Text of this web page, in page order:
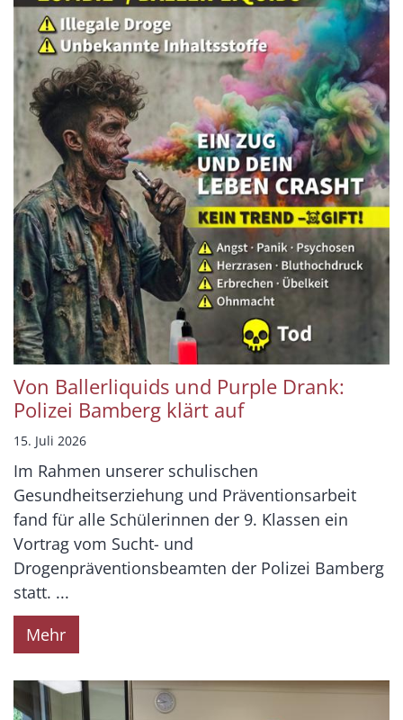
Von Ballerliquids und Purple Drank:
Polizei Bamberg klärt auf
15. Juli 2026
Im Rahmen unserer schulischen
Gesundheitserziehung und Präventionsarbeit
fand für alle Schülerinnen der 9. Klassen ein
Vortrag vom Sucht- und
Drogenpräventionsbeamten der Polizei Bamberg
statt. ...
Mehr